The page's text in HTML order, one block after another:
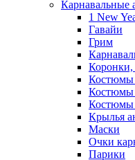
Карнавальные
1 New
Гавайи
Грим
Коронки,
Костюмы
Костюмы
Костюмы
Крылья
Маски
Очки
Парики